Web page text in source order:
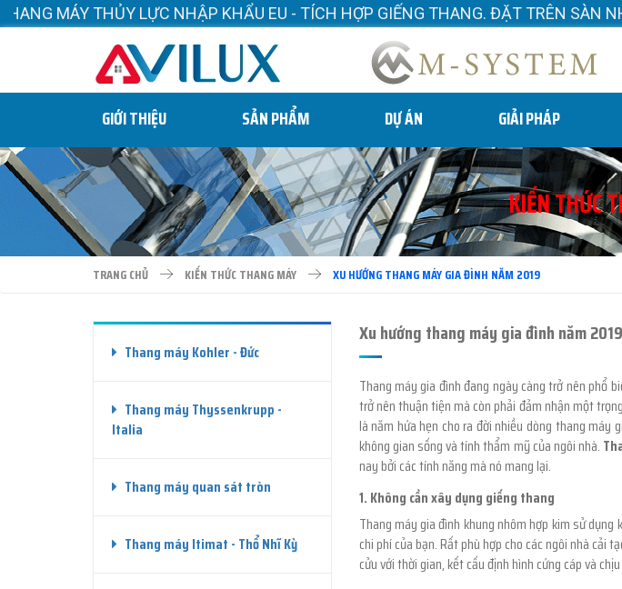
KHẨU EU - TÍCH HỢP GIẾNG THANG. ĐẶT TRÊN SÀN NHÀ, LẮP THANG MÁY
GIỚI THIỆU SẢN PHẨM DỰ ÁN GIẢI PHÁP
KIẾN THỨC
TRANG CHỦ KIẾN THỨC THANG MÁY XU HƯỚNG THANG MÁY GIA ĐÌNH NĂM 2019
Xu hướng thang máy gia đình năm 2019
Thang máy gia đình đang ngày càng trở nên phổ
trở nên thuận tiện mà còn phải đảm nhận một
là năm hứa hẹn cho ra đời nhiều dòng thang
không gian sống và tính thẩm mỹ của ngôi nhà.
nay bởi các tính năng mà nó mang lại.
1. Không cần xây dụng giếng thang
Thang máy gia đình khung nhôm hợp kim sử
chi phí của bạn. Rất phù hợp cho các ngôi nhà cải
cửu với thời gian, kết cấu định hình cứng cáp và
Thang máy Kohler - Đức
Thang máy Thyssenkrupp -
Italia
Thang máy quan sát tròn
Thang máy Itimat - Thổ Nhĩ Kỳ